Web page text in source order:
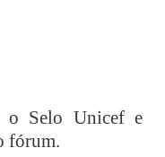
o Selo Unicef e
fórum.